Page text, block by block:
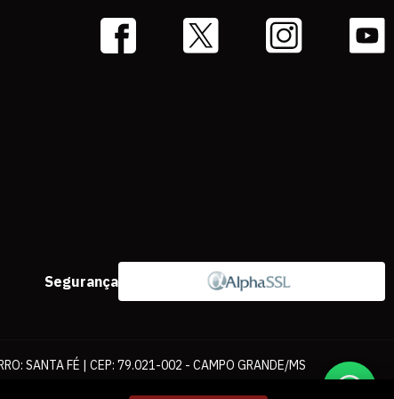
Segurança
SANTA FÉ | CEP: 79.021-002 - CAMPO GRANDE/MS